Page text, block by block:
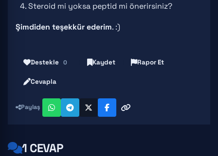
Steroid mi yoksa peptid mi önerirsiniz?
Şimdiden teşekkür ederim. :)
Destekle 0 Kaydet Rapor Et
Cevapla
Paylaş
1 CEVAP